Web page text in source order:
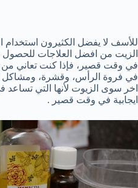
للأسف لا يفضل الكثيرون استخدام
الزيت من افضل العلاجات
في وقت قصير، فإذا كنت تعاني
في فروة الرأس، وقشرة، ومشاكل
اخر سوى الزيوت لأنها التي
ايجابية في وقت قصير .